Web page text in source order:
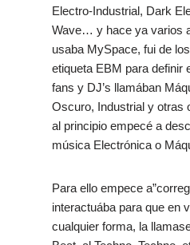
Electro-Industrial, Dark
Wave… y hace ya varios
usaba MySpace, fui de
etiqueta EBM para definir
fans y DJ’s llamában
Oscuro, Industrial y otras
al principio empecé a
música Electrónica o
Para ello empece
interactuába para que en
cualquier forma, la